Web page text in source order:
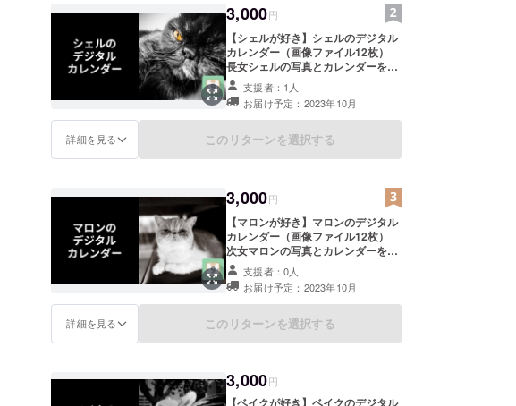
3,000円
【シェルが好き】シェルのデジタル
カレンダー（画像ファイル12枚）
長女シェルの写真とカレンダーを組
み合わせたデジタルカレンダーを１
２枚お送りさせていただきます。 ス
マートフォンの壁紙にして、毎日に
癒しと便利を！ ※iPhoneの画面サイ
ズで作成します。ご指定のサイズが
す。変更をご希望の場合は備考欄に
ご希望の始まり月をご記載くださ
い。
支援者：1人
お届け予定：2023年10月
詳細を見る このリターンを選択する
3,000円
【マロンが好き】マロンのデジタル
カレンダー（画像ファイル12枚）
次女マロンの写真とカレンダーを組
み合わせたデジタルカレンダーを１
２枚お送りさせていただきます。 ス
マートフォンの壁紙にして、毎日に
癒しと便利を！ ※iPhoneの画面サイ
ズで作成します。ご指定のサイズが
す。変更をご希望の場合は備考欄に
ご希望の始まり月をご記載くださ
支援者：0人
お届け予定：2023年10月
詳細を見る このリターンを選択する
3,000円
【ベイクが好き】ベイクのデジタル